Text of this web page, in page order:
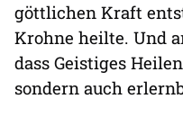
göttlichen Kraft
Krohne heilte. Und
dass Geistiges
sondern auch